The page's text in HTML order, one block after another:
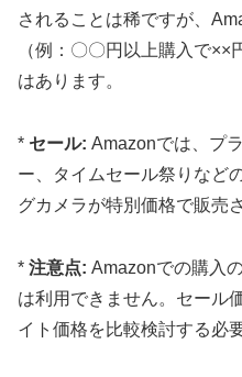
されることは稀ですが、
（例：〇〇円以上購入で
はあります。
* セール: Amazonでは、プ
ー、タイムセール祭りなど
グカメラが特別価格で販売
* 注意点: Amazonでの購入
は利用できません。セール
イト価格を比較検討する必